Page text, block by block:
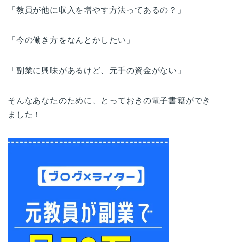
「教員が他に収入を増やす方法ってあるの？」
「今の働き方をなんとかしたい」
「副業に興味があるけど、元手の資金がない」
そんなあなたのために、とっておきの電子書籍ができ
ました！